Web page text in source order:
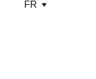
FR